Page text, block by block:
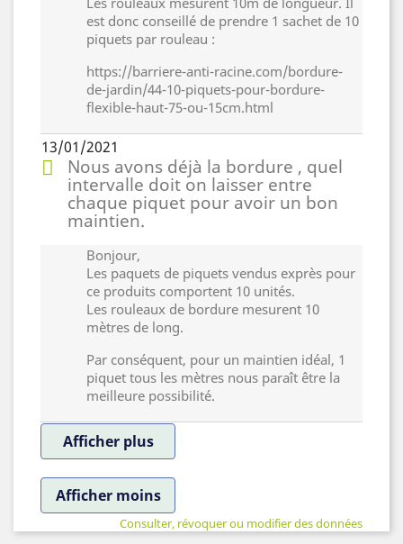
est donc conseillé de prendre 1 sachet de 10
piquets par rouleau :
https://barriere-anti-racine.com/bordure-
de-jardin/44-10-piquets-pour-bordure-
flexible-haut-75-ou-15cm.html
13/01/2021
Nous avons déjà la bordure , quel
intervalle doit on laisser entre
chaque piquet pour avoir un bon
maintien.
Bonjour,
Les paquets de piquets vendus exprès pour
ce produits comportent 10 unités.
Les rouleaux de bordure mesurent 10
mètres de long.
Par conséquent, pour un maintien idéal, 1
piquet tous les mètres nous paraît être la
meilleure possibilité.
Afficher plus
Afficher moins
Consulter, révoquer ou modifier des données